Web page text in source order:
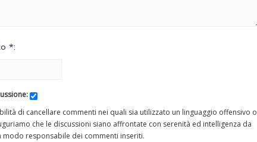
*:
di cancellare commenti nei quali sia utilizzato un linguaggio offensivo o
che le discussioni siano affrontate con serenità ed intelligenza da
modo responsabile dei commenti inseriti.